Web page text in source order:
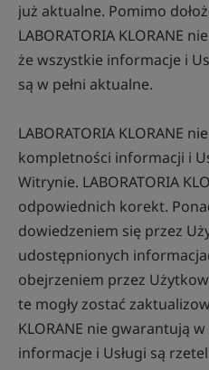
już aktualne. Pomimo
LABORATORIA KLORANE
że wszystkie informacje i
są w pełni aktualne.
LABORATORIA KLORANE
kompletności informacji i
Witrynie. LABORATORIA
odpowiednich korekt.
dowiedzeniem się przez
udostępnionych
obejrzeniem przez
te mogły zostać
KLORANE nie gwarantują
informacje i Usługi są